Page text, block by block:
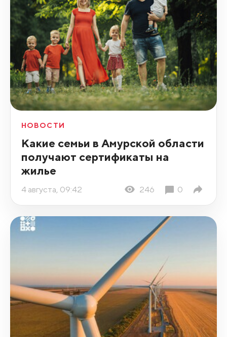
НОВОСТИ
Какие семьи в Амурской области
получают сертификаты на
жилье
4 августа, 09:42 246 0